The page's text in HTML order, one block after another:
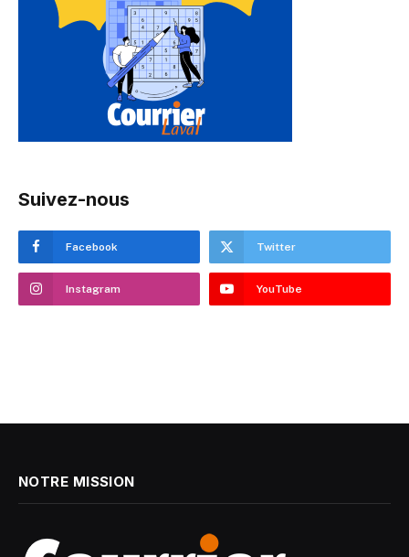
Suivez-nous
Facebook Twitter
Instagram YouTube
NOTRE MISSION